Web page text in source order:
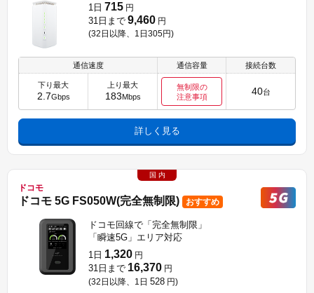
1日 715 円
31日まで 9,460 円
(32日以降、1日 305円)
通信速度 通信容量 接続台数
下り最大
2.7Gbps
上り最大
183Mbps
無制限の
注意事項
40台
詳しく見る
国 内
ドコモ
ドコモ 5G FS050W(完全無制限) おすすめ
ドコモ回線で「完全無制限」
「瞬速5G」エリア対応
1日 1,320 円
31日まで 16,370 円
(32日以降、1日 528 円)